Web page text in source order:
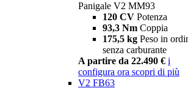
Panigale V2 MM93
120 CV Potenza
93,3 Nm Coppia
175,5 kg Peso in
senza carburante
A partire da 22.490 € i
configura ora scopri di più
V2 FB63